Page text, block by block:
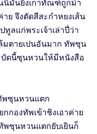
นี้มันยิงเกาทัณฑ์ถูกม้า
ย จึงตัดสีสะกำหยงเส้น
ลแก่พระเจ้าเล่าปี่ว่า
มตายเปนอันมาก ทัพซุน
บัดนี้ซุนหวนให้มีหนังสือ
พซุนหวนแตก
กกองทัพเข้าชิงเอาค่าย
พซุนหวนแตกยับเยินก็